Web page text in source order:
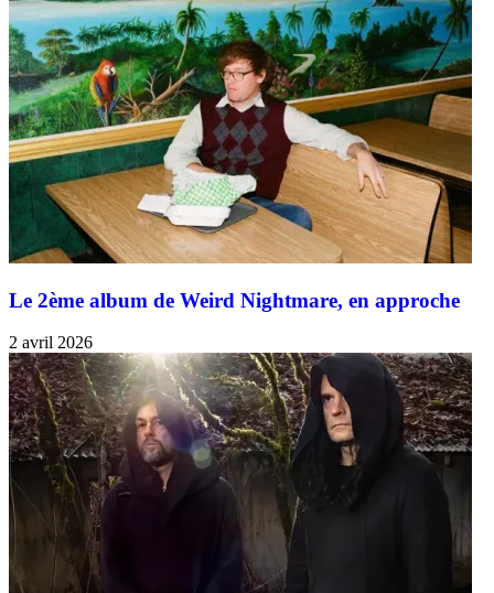
Le 2ème album de Weird Nightmare, en approche
2 avril 2026